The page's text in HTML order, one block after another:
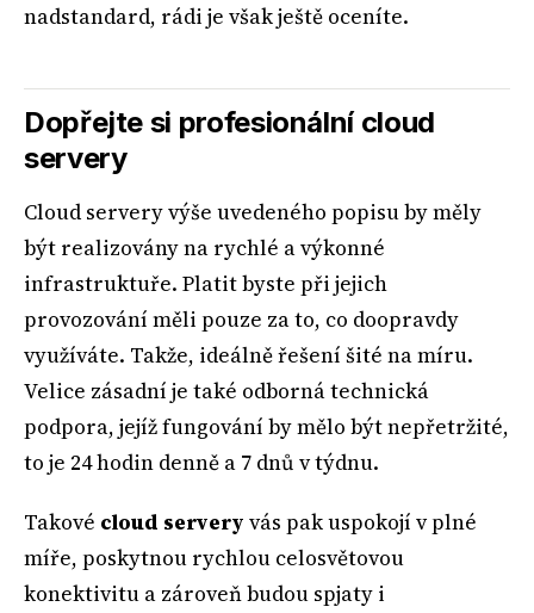
nadstandard, rádi je však ještě oceníte.
Dopřejte si profesionální cloud
servery
Cloud servery výše uvedeného popisu by měly
být realizovány na rychlé a výkonné
infrastruktuře. Platit byste při jejich
provozování měli pouze za to, co doopravdy
využíváte. Takže, ideálně řešení šité na míru.
Velice zásadní je také odborná technická
podpora, jejíž fungování by mělo být nepřetržité,
to je 24 hodin denně a 7 dnů v týdnu.
Takové cloud servery vás pak uspokojí v plné
míře, poskytnou rychlou celosvětovou
konektivitu a zároveň budou spjaty i